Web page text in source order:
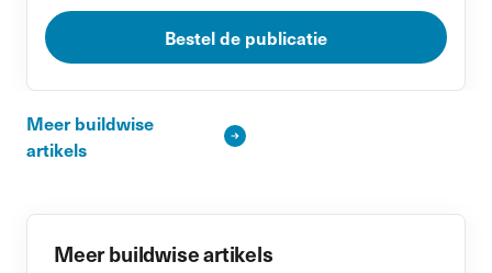
Bestel de publicatie
Meer buildwise
artikels
Meer buildwise artikels